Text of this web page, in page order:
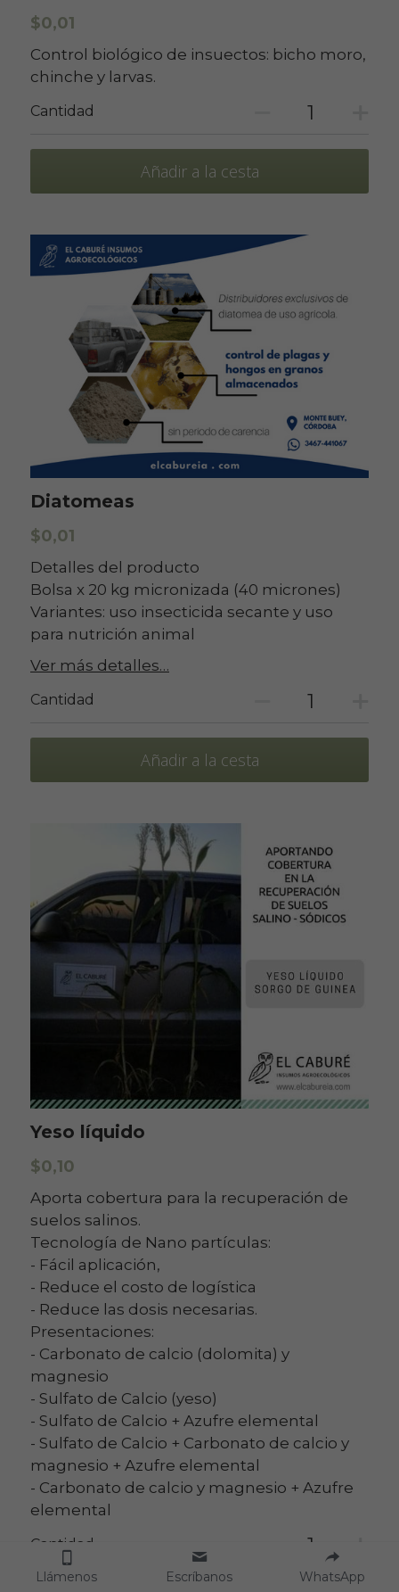
$0,01
Control biológico de insuectos: bicho moro,
chinche y larvas.
Cantidad
Añadir a la cesta
Diatomeas
$0,01
Detalles del producto
Bolsa x 20 kg micronizada (40 micrones)
Variantes: uso insecticida secante y uso
para nutrición animal
Ver más detalles…
Cantidad
Añadir a la cesta
Yeso líquido
$0,10
Aporta cobertura para la recuperación de
suelos salinos.
Tecnología de Nano partículas:
- Fácil aplicación,
- Reduce el costo de logística
- Reduce las dosis necesarias.
Presentaciones:
- Carbonato de calcio (dolomita) y
magnesio
- Sulfato de Calcio (yeso)
- Sulfato de Calcio + Azufre elemental
- Sulfato de Calcio + Carbonato de calcio y
magnesio + Azufre elemental
- Carbonato de calcio y magnesio + Azufre
elemental
Cantidad
Llámenos Escríbanos WhatsApp